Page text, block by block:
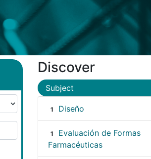
Discover
Subject
1 Diseño
1
Evaluación de Formas
Farmacéuticas